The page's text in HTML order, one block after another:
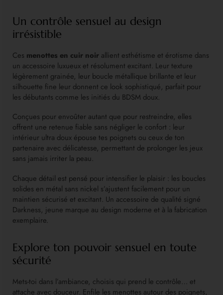
Un contrôle sensuel au design
irrésistible
Ces menottes en cuir noir allient esthétisme et érotisme dans
un accessoire luxueux et résolument excitant. Leur texture
légèrement grainée, leur boucle métallique brillante et leur
silhouette fine leur donnent ce look sophistiqué, parfait pour
les débutants comme les initiés du BDSM doux.
Conçues pour envoûter autant que pour restreindre, elles
offrent une retenue fiable sans négliger le confort : leur
intérieur ultra doux épouse tes poignets ou ceux de ton
partenaire avec délicatesse, permettant de prolonger les jeux
sans jamais irriter la peau.
Chaque détail est pensé pour intensifier le plaisir : les boucles
solides en métal sans nickel s’ajustent facilement pour un
maintien sécurisé et excitant. Un accessoire de qualité signé
Darkness, jeune marque au design moderne et à la fabrication
exemplaire.
Explore ton pouvoir sensuel en toute
sécurité
Mets-toi dans l’ambiance, choisis qui prend le contrôle… et
attache avec douceur. Enfile les menottes autour des poignets,